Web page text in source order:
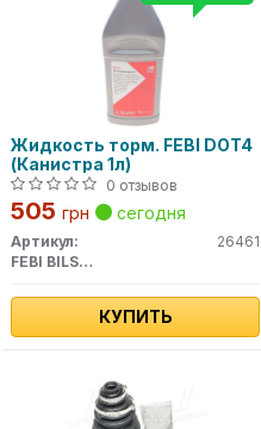
Жидкость торм. FEBI DOT4
(Канистра 1л)
0 отзывов
505 грн сегодня
Артикул:
26461
FEBI BILSTEIN
КУПИТЬ